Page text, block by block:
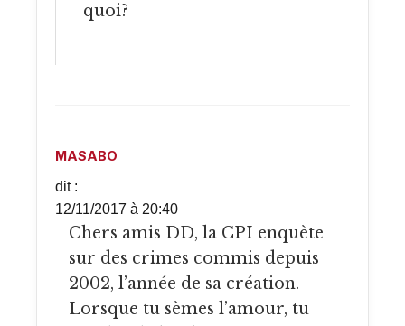
quoi?
MASABO
dit :
12/11/2017 à 20:40
Chers amis DD, la CPI enquète
sur des crimes commis depuis
2002, l’année de sa création.
Lorsque tu sèmes l’amour, tu